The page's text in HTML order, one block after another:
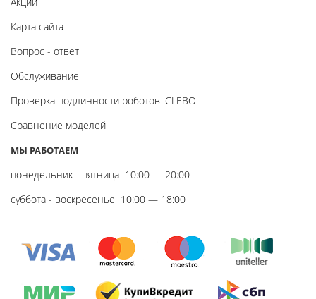
Карта сайта
Вопрос - ответ
Обслуживание
Проверка подлинности роботов iCLEBO
Сравнение моделей
МЫ РАБОТАЕМ
понедельник - пятница 10:00 — 20:00
суббота - воскресенье 10:00 — 18:00